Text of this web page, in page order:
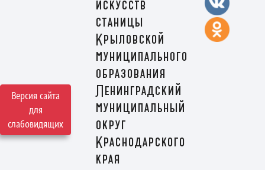
Версия сайта
для
слабовидящих
искусств
станицы
Крыловской
муниципального
образования
Ленинградский
муниципальный
округ
Краснодарского
края